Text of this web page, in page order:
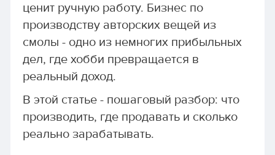
ценит ручную работу. Бизнес по
производству авторских вещей из
смолы - одно из немногих прибыльных
дел, где хобби превращается в
реальный доход.
В этой статье - пошаговый разбор: что
производить, где продавать и сколько
реально зарабатывать.